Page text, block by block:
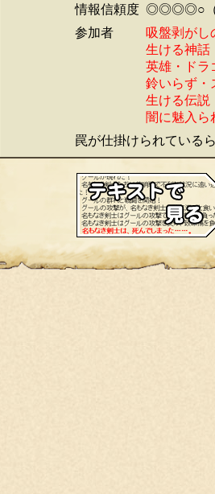
情報信頼度 ◎◎◎◎○（
参加者
吸盤剥がし
生ける神話
英雄・ドラ
鈴いらず・
生ける伝説
闇に魅入ら
罠が仕掛けられている